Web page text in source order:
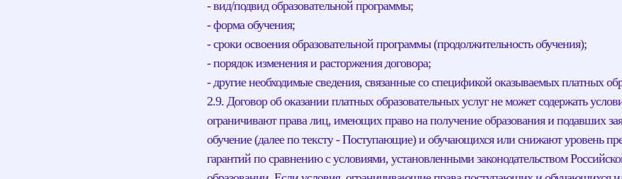
- вид/подвид образовательной программы;
- форма обучения;
- сроки освоения образовательной программы (продолжительность обучения);
- порядок изменения и расторжения договора;
- другие необходимые сведения, связанные со спецификой оказываемых платных
2.9. Договор об оказании платных образовательных услуг не может содержать
ограничивают права лиц, имеющих право на получение образования и подавших
обучение (далее по тексту - Поступающие) и обучающихся или снижают уровень
гарантий по сравнению с условиями, установленными законодательством